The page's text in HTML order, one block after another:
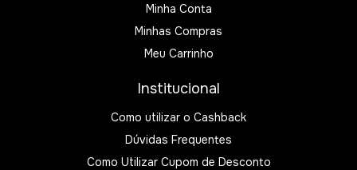
Minha Conta
Minhas Compras
Meu Carrinho
Institucional
Como utilizar o Cashback
Dúvidas Frequentes
Como Utilizar Cupom de Desconto